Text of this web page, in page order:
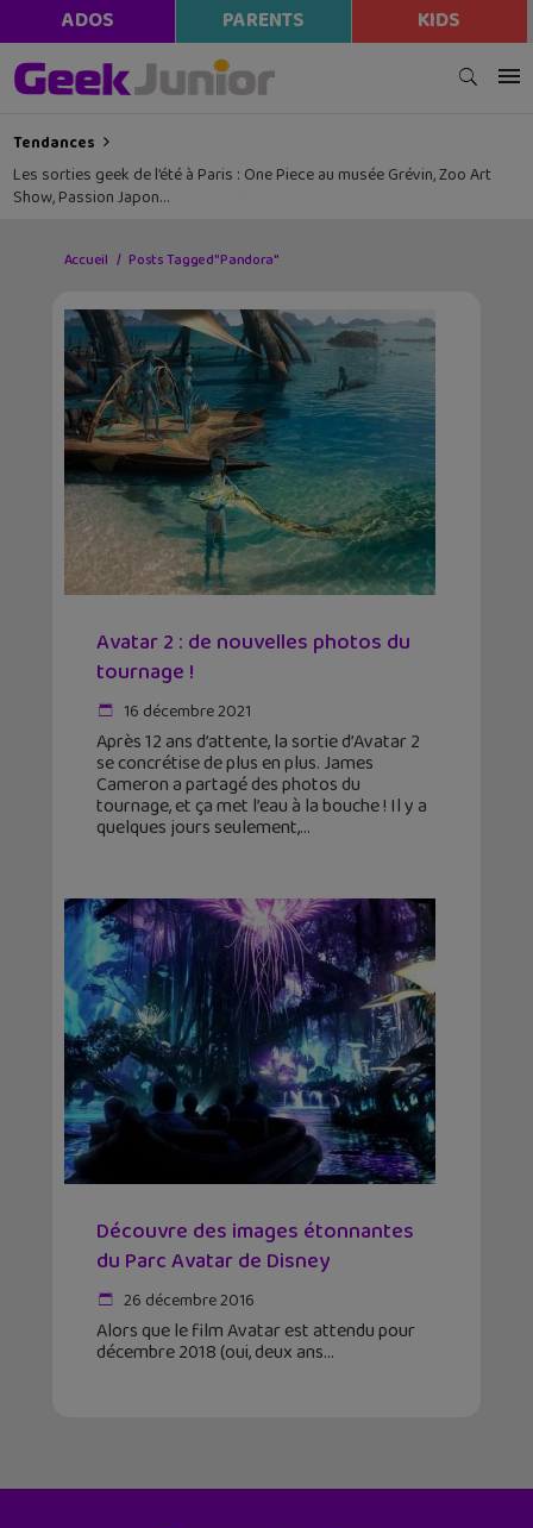
ADOS PARENTS KIDS
Tendances
Les sorties geek de l’été à Paris : One Piece au musée Grévin, Zoo Art
Show, Passion Japon…
Accueil Posts Tagged "Pandora"
Avatar 2 : de nouvelles photos du
tournage !
16 décembre 2021
Après 12 ans d’attente, la sortie d’Avatar 2
se concrétise de plus en plus. James
Cameron a partagé des photos du
tournage, et ça met l’eau à la bouche ! Il y a
quelques jours seulement,
Découvre des images étonnantes
du Parc Avatar de Disney
26 décembre 2016
Alors que le film Avatar est attendu pour
décembre 2018 (oui, deux ans